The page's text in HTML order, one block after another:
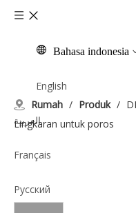
Bahasa indonesia
English
العربية
Français
Pусский
Rumah / Produk /
Lingkaran untuk poros